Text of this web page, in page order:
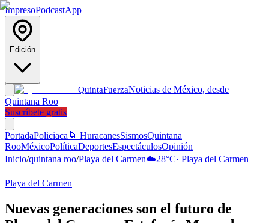
ImpresoPodcastApp
Edición
QuintaFuerzaNoticias de México, desde
Quintana Roo
Suscríbete gratis
PortadaPoliciaca 🌀 HuracanesSismosQuintana
RooMéxicoPolíticaDeportesEspectáculosOpinión
Inicio/quintana roo/Playa del Carmen☁️28°C· Playa del Carmen
Playa del Carmen
Nuevas generaciones son el futuro de